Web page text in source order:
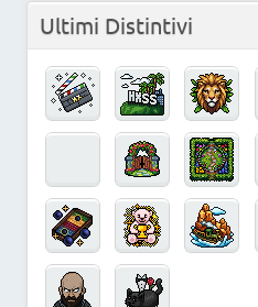
Ultimi Distintivi